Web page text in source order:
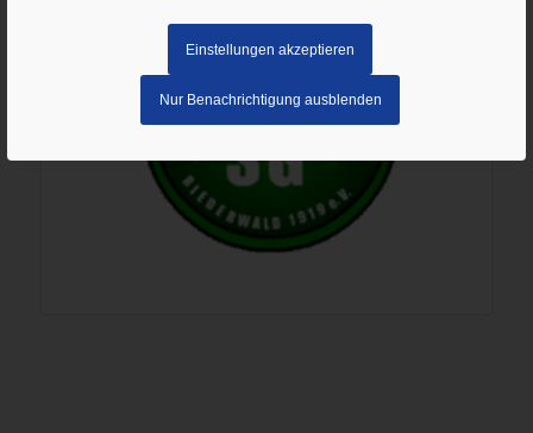
Einstellungen akzeptieren
Nur Benachrichtigung ausblenden